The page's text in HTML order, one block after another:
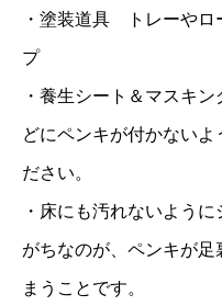
・塗装道具 トレーやロ
プ
・養生シート＆マス
どにペンキが付かないよ
ださい。
・床にも汚れないよう
がちなのが、ペンキが
まうことです。